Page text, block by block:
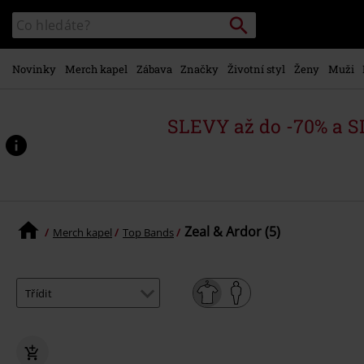
hlavnímu
obsahu
Katalog
vyhledávání
Vyhledávání
Novinky Merch kapel Zábava Značky Životní styl Ženy Muži
SLEVY až do -70% a
Merch kapel Top Bands Zeal & Ardor (5)